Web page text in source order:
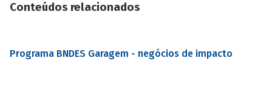
Conteúdos relacionados
Programa BNDES Garagem - negócios de impacto